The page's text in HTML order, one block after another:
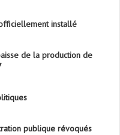
installé
de la production de
publique révoqués